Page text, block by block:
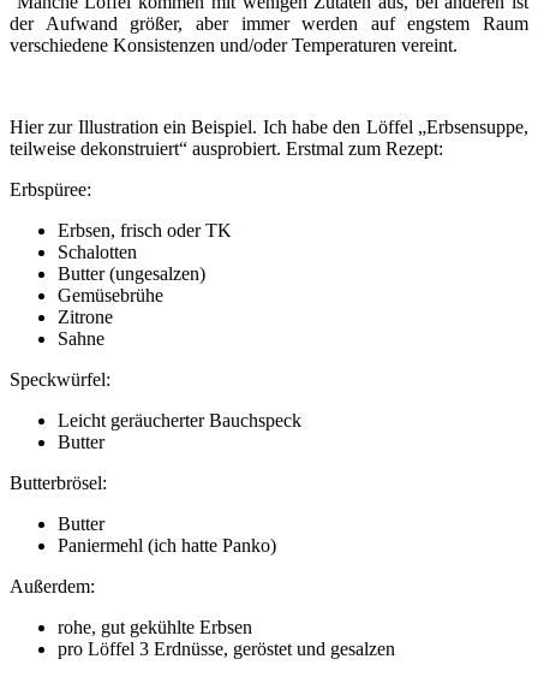
der Aufwand größer, aber immer werden auf engstem Raum
verschiedene Konsistenzen und/oder Temperaturen vereint.
Hier zur Illustration ein Beispiel. Ich habe den Löffel „Erbsensuppe,
teilweise dekonstruiert“ ausprobiert. Erstmal zum Rezept:
Erbspüree:
Erbsen, frisch oder TK
Schalotten
Butter (ungesalzen)
Gemüsebrühe
Zitrone
Sahne
Speckwürfel:
Leicht geräucherter Bauchspeck
Butter
Butterbrösel:
Butter
Paniermehl (ich hatte Panko)
Außerdem:
rohe, gut gekühlte Erbsen
pro Löffel 3 Erdnüsse, geröstet und gesalzen